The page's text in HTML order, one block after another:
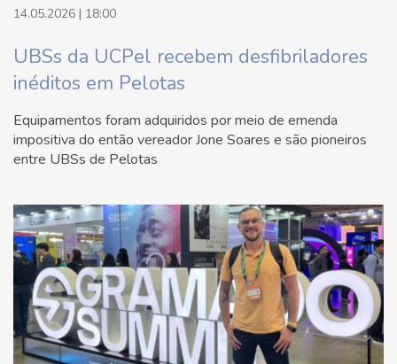
14.05.2026 | 18:00
UBSs da UCPel recebem desfibriladores
inéditos em Pelotas
Equipamentos foram adquiridos por meio de emenda
impositiva do então vereador Jone Soares e são pioneiros
entre UBSs de Pelotas